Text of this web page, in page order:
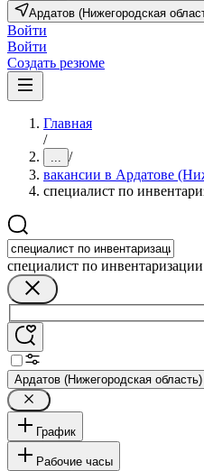
Ардатов (Нижегородская
Войти
Войти
Создать резюме
Главная
/
... /
вакансии в Ардатове
специалист по
специалист по инвентаризации
Ардатов (Нижегородская область)
График
Рабочие часы